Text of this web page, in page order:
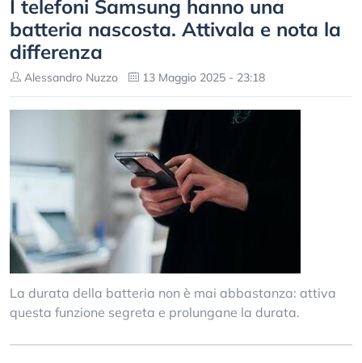
I telefoni Samsung hanno una
batteria nascosta. Attivala e nota la
differenza
Alessandro Nuzzo 13 Maggio 2025 - 23:18
La durata della batteria non è mai abbastanza: attiva
questa funzione segreta e prolungane la durata.